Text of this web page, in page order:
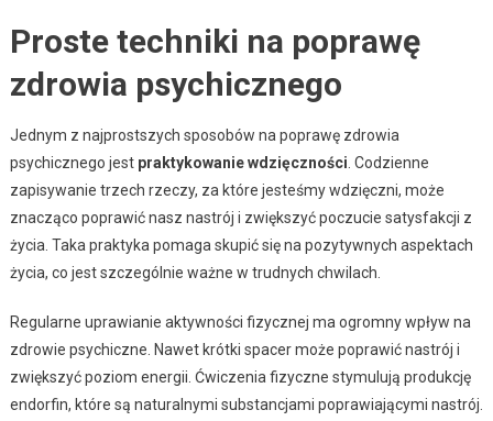
Proste techniki na poprawę
zdrowia psychicznego
Jednym z najprostszych sposobów na poprawę zdrowia
psychicznego jest praktykowanie wdzięczności . Codzienne
zapisywanie trzech rzeczy, za które jesteśmy wdzięczni, może
znacząco poprawić nasz nastrój i zwiększyć poczucie satysfakcji z
życia. Taka praktyka pomaga skupić się na pozytywnych aspektach
życia, co jest szczególnie ważne w trudnych chwilach.
Regularne uprawianie aktywności fizycznej ma ogromny wpływ na
zdrowie psychiczne. Nawet krótki spacer może poprawić nastrój i
zwiększyć poziom energii. Ćwiczenia fizyczne stymulują produkcję
endorfin, które są naturalnymi substancjami poprawiającymi nastrój.